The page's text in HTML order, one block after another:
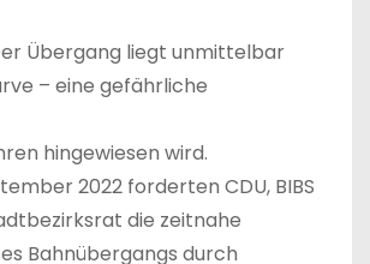
Übergang liegt unmittelbar
– eine gefährliche
hingewiesen wird.
2022 forderten CDU, BIBS
die zeitnahe
Bahnübergangs durch